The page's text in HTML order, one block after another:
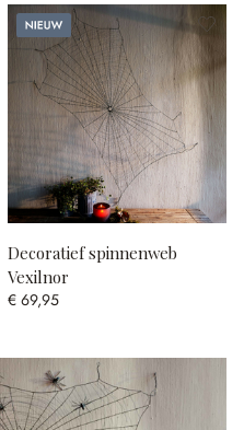
Nieuw
Decoratief spinnenweb
Vexilnor
€ 69,95